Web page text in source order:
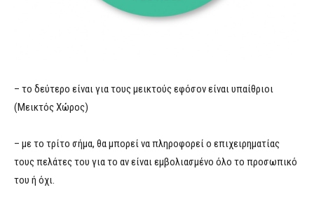
– το δεύτερο είναι για τους μεικτούς εφόσον είναι υπαίθριοι
(Μεικτός Χώρος)
– με το τρίτο σήμα, θα μπορεί να πληροφορεί ο επιχειρηματίας
τους πελάτες του για το αν είναι εμβολιασμένο όλο το προσωπικό
του ή όχι.